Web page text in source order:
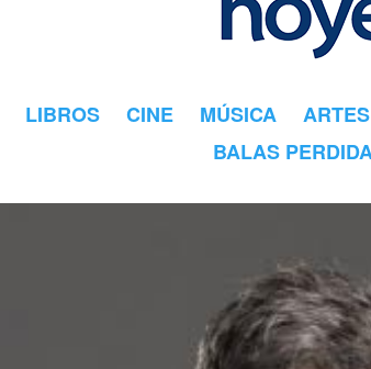
LIBROS CINE MÚSICA
BALAS